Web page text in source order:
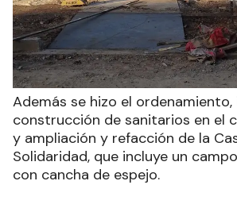
Además se hizo el
construcción de sanitarios en el
y ampliación y refacción de la
Solidaridad, que incluye un
con cancha de espejo.